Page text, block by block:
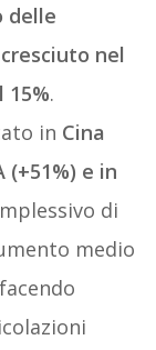
delle
nel
.
in Cina
(+51%) e in
di
medio